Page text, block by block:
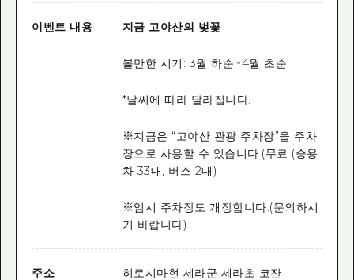
이벤트 내용 지금 고야산의 벚꽃
볼만한 시기: 3월 하순~4월 초순
*날씨에 따라 달라집니다.
※지금은 “고야산 관광 주차장”을 주차
장으로 사용할 수 있습니다.(무료 (승용
차 33대, 버스 2대)
※임시 주차장도 개장합니다.(문의하시
기 바랍니다)
주소 히로시마현 세라군 세라초 코잔